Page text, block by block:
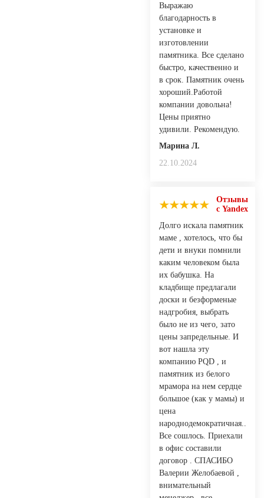
Выражаю
благодарность в
установке и
изготовлении
памятника. Все сделано
быстро, качественно и
в срок. Памятник очень
хороший.Работой
компании довольна!
Цены приятно
удивили. Рекомендую.
Марина Л.
22.10.2024
Отзывы
с Yandex
Долго искала памятник
маме , хотелось, что бы
дети и внуки помнили
каким человеком была
их бабушка. На
кладбище предлагали
доски и безформеные
надгробия, выбрать
было не из чего, зато
цены запредельные. И
вот нашла эту
компанию PQD , и
памятник из белого
мрамора на нем сердце
большое (как у мамы) и
цена
народнодемократичная..
Все сошлось. Приехали
в офис составили
договор . СПАСИБО
Валерии Желобаевой ,
внимательный